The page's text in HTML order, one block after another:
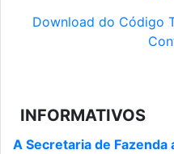
Download do Código
INFORMATIVOS
A Secretaria de Fazenda